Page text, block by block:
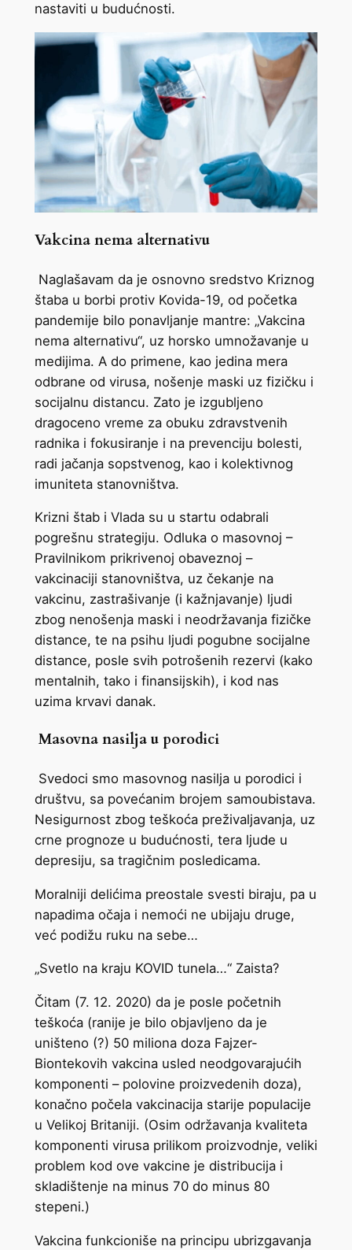
nastaviti u budućnosti.
Vakcina nema alternativu
Naglašavam da je osnovno sredstvo Kriznog
štaba u borbi protiv Kovida-19, od početka
pandemije bilo ponavljanje mantre: „Vakcina
nema alternativu“, uz horsko umnožavanje u
medijima. A do primene, kao jedina mera
odbrane od virusa, nošenje maski uz fizičku i
socijalnu distancu. Zato je izgubljeno
dragoceno vreme za obuku zdravstvenih
radnika i fokusiranje i na prevenciju bolesti,
radi jačanja sopstvenog, kao i kolektivnog
imuniteta stanovništva.
Krizni štab i Vlada su u startu odabrali
pogrešnu strategiju. Odluka o masovnoj –
Pravilnikom prikrivenoj obaveznoj –
vakcinaciji stanovništva, uz čekanje na
vakcinu, zastrašivanje (i kažnjavanje) ljudi
zbog nenošenja maski i neodržavanja fizičke
distance, te na psihu ljudi pogubne socijalne
distance, posle svih potrošenih rezervi (kako
mentalnih, tako i finansijskih), i kod nas
uzima krvavi danak.
Masovna nasilja u porodici
Svedoci smo masovnog nasilja u porodici i
društvu, sa povećanim brojem samoubistava.
Nesigurnost zbog teškoća preživaljavanja, uz
crne prognoze u budućnosti, tera ljude u
depresiju, sa tragičnim posledicama.
Moralniji delićima preostale svesti biraju, pa u
napadima očaja i nemoći ne ubijaju druge,
već podižu ruku na sebe…
„Svetlo na kraju KOVID tunela…“ Zaista?
Čitam (7. 12. 2020) da je posle početnih
teškoća (ranije je bilo objavljeno da je
uništeno (?) 50 miliona doza Fajzer-
Biontekovih vakcina usled neodgovarajućih
komponenti – polovine proizvedenih doza),
konačno počela vakcinacija starije populacije
u Velikoj Britaniji. (Osim održavanja kvaliteta
komponenti virusa prilikom proizvodnje, veliki
problem kod ove vakcine je distribucija i
skladištenje na minus 70 do minus 80
stepeni.)
Vakcina funkcioniše na principu ubrizgavanja